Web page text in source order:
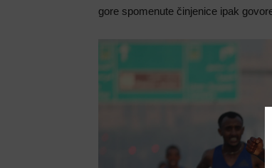
gore spomenute činjenice ipak